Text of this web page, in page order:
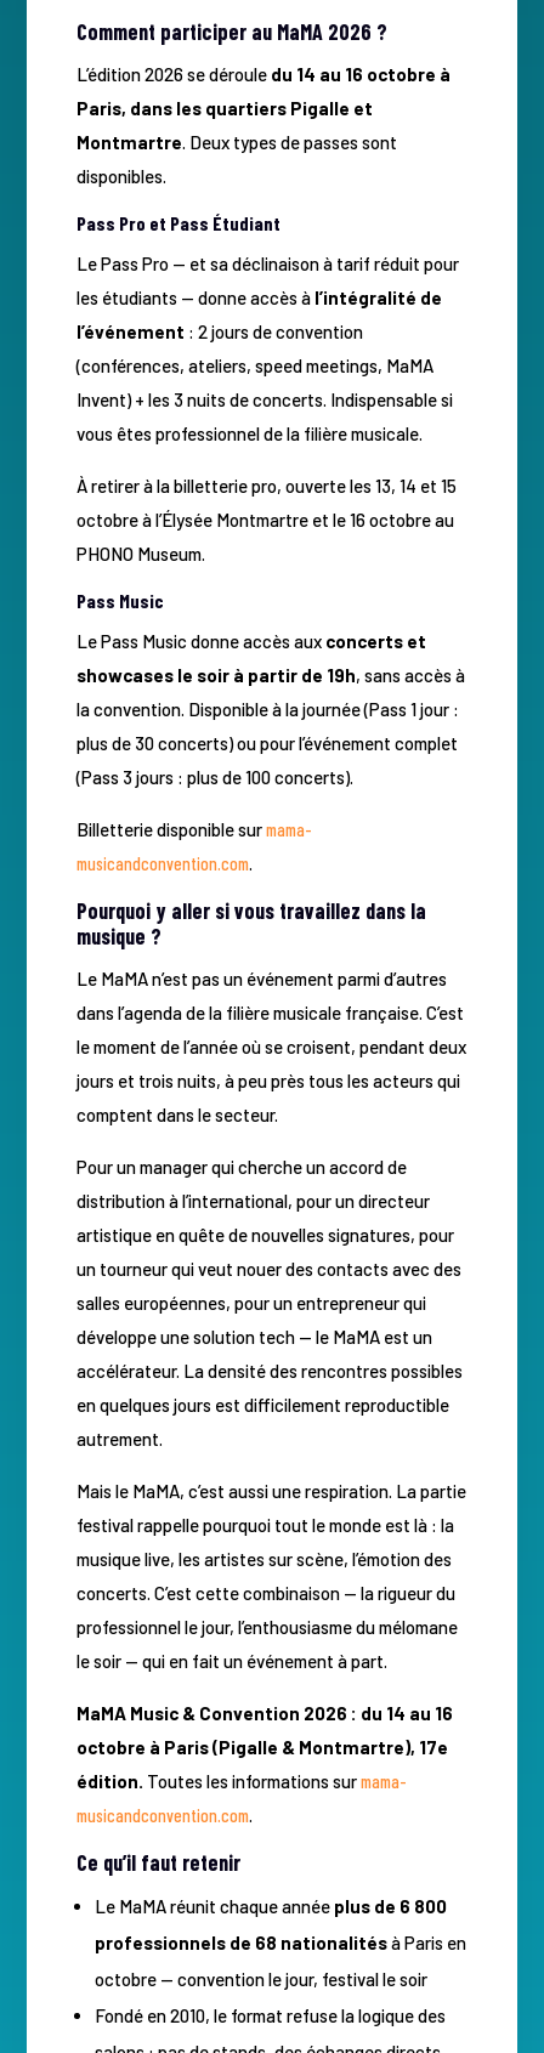
Comment participer au MaMA 2026 ?
L’édition 2026 se déroule du 14 au 16 octobre à
Paris, dans les quartiers Pigalle et
Montmartre . Deux types de passes sont
disponibles.
Pass Pro et Pass Étudiant
Le Pass Pro — et sa déclinaison à tarif réduit pour
les étudiants — donne accès à l’intégralité de
l’événement : 2 jours de convention
(conférences, ateliers, speed meetings, MaMA
Invent) + les 3 nuits de concerts. Indispensable si
vous êtes professionnel de la filière musicale.
À retirer à la billetterie pro, ouverte les 13, 14 et 15
octobre à l’Élysée Montmartre et le 16 octobre au
PHONO Museum.
Pass Music
Le Pass Music donne accès aux concerts et
showcases le soir à partir de 19h, sans accès à
la convention. Disponible à la journée (Pass 1 jour :
plus de 30 concerts) ou pour l’événement complet
(Pass 3 jours : plus de 100 concerts).
Billetterie disponible surmama-
musicandconvention.com.
Pourquoi y aller si vous travaillez dans la
musique ?
Le MaMA n’est pas un événement parmi d’autres
dans l’agenda de la filière musicale française. C’est
le moment de l’année où se croisent, pendant deux
jours et trois nuits, à peu près tous les acteurs qui
comptent dans le secteur.
Pour un manager qui cherche un accord de
distribution à l’international, pour un directeur
artistique en quête de nouvelles signatures, pour
un tourneur qui veut nouer des contacts avec des
salles européennes, pour un entrepreneur qui
développe une solution tech — le MaMA est un
accélérateur. La densité des rencontres possibles
en quelques jours est difficilement reproductible
autrement.
Mais le MaMA, c’est aussi une respiration. La partie
festival rappelle pourquoi tout le monde est là : la
musique live, les artistes sur scène, l’émotion des
concerts. C’est cette combinaison — la rigueur du
professionnel le jour, l’enthousiasme du mélomane
le soir — qui en fait un événement à part.
MaMA Music & Convention 2026 : du 14 au 16
octobre à Paris (Pigalle & Montmartre), 17e
édition. Toutes les informations surmama-
musicandconvention.com.
Ce qu’il faut retenir
Le MaMA réunit chaque année plus de 6 800
professionnels de 68 nationalitésà Paris en
octobre — convention le jour, festival le soir
Fondé en 2010, le format refuse la logique des